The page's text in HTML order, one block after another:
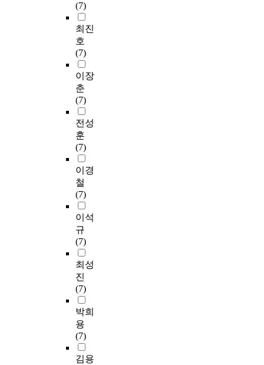
(7)
최진
호
(7)
이장
춘
(7)
전성
훈
(7)
이경
철
(7)
이석
규
(7)
최성
진
(7)
박희
용
(7)
김용